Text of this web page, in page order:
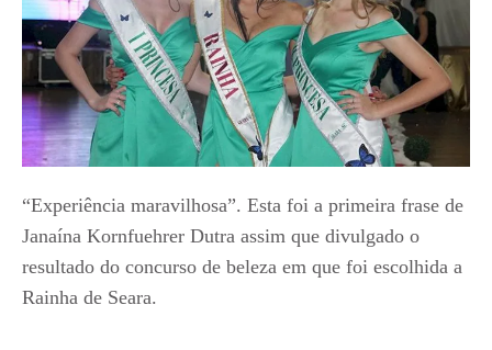
“Experiência maravilhosa”. Esta foi a primeira frase de
Janaína Kornfuehrer Dutra assim que divulgado o
resultado do concurso de beleza em que foi escolhida a
Rainha de Seara.